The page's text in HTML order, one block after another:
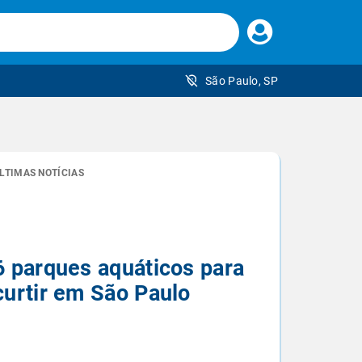
Faça
seu
São Paulo, SP
NOTÍCIAS
parques aquáticos para
em São Paulo
brasileiro